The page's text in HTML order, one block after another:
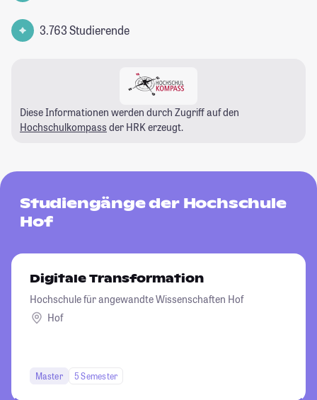
3.763 Studierende
Diese Informationen werden durch Zugriff auf den
Hochschulkompass der HRK erzeugt.
Studiengänge der Hochschule
Hof
Digitale Transformation
Hochschule für angewandte Wissenschaften Hof
Hof
Master 5 Semester